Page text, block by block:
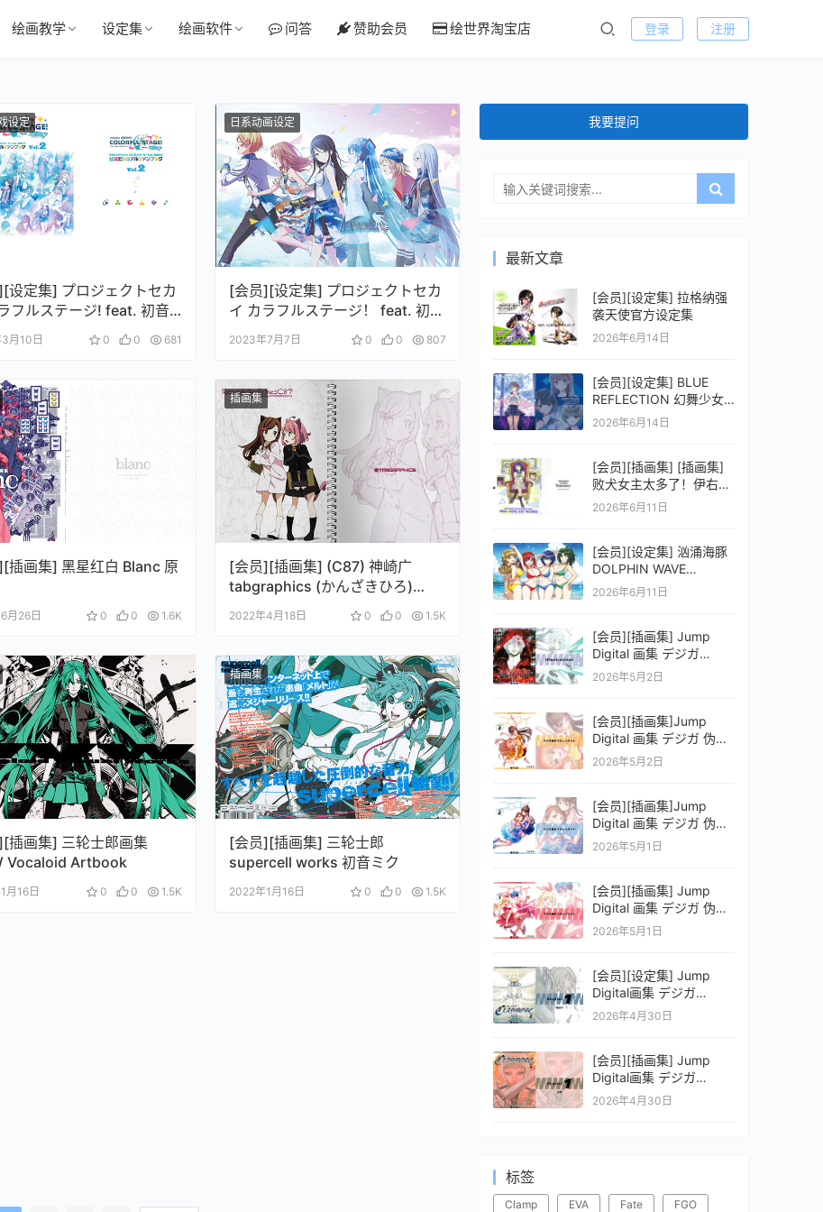
绘画教学 设定集 绘画软件 问答 赞助会员 绘世界淘宝店 登录 注册
设定
设定集] プロジェクトセカ
フルステージ! feat. 初音
式ビジュアルファンブッ
月10日 0 0 681
日系动画设定
[会员][设定集] プロジェクトセカ
イ カラフルステージ！ feat. 初音
ミク 公式ビジュアルファンブッ
2023年7月7日 0 0 807
插画集] 黑星红白 Blanc 原
月26日 0 0 1.6K
插画集
[会员][插画集] (C87) 神崎广
tabgraphics (かんざきひろ)
Roughsketches
2022年4月18日 0 0 1.5K
插画集] 三轮士郎画集
Vocaloid Artbook
月16日 0 0 1.5K
插画集
[会员][插画集] 三轮士郎
supercell works 初音ミク
2022年1月16日 0 0 1.5K
我要提问
最新文章
[会员][设定集] 拉格纳强
袭天使官方设定集
2026年6月14日
[会员][设定集] BLUE
REFLECTION 幻舞少女
之剑公式ビジュアルコレ
2026年6月14日
[会员][插画集] [插画集]
败犬女主太多了！伊右群
ARTWORKS
2026年6月11日
[会员][设定集] 汹涌海豚
DOLPHIN WAVE
OFFICIAL VISUAL
2026年6月11日
[会员][插画集] Jump
Digital 画集 デジガ
D.Gray-man
2026年5月2日
[会员][插画集]Jump
Digital 画集 デジガ 伪恋
ニセコイ 3
2026年5月2日
[会员][插画集]Jump
Digital 画集 デジガ 伪恋
ニセコイ 2
2026年5月1日
[会员][插画集] Jump
Digital 画集 デジガ 伪恋
ニセコイ 1
2026年5月1日
[会员][设定集] Jump
Digital画集 デジガ
CLAYMORE 2
2026年4月30日
[会员][插画集] Jump
Digital画集 デジガ
CLAYMORE 1
2026年4月30日
标签
Clamp EVA Fate FGO